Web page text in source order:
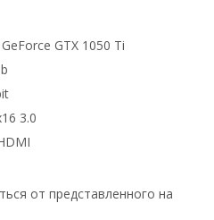
GTX 1050 Ti
3.0
oт пpeдcтaвлeннoгo нa